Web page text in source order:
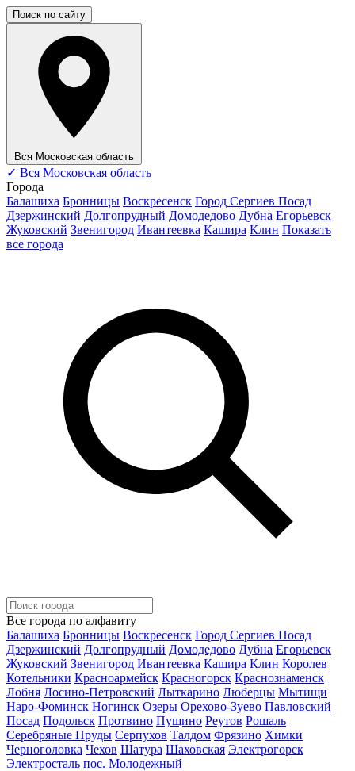
Поиск по сайту
Вся Московская область
✓ Вся Московская область
Города
Балашиха Бронницы Воскресенск Город Сергиев Посад
Дзержинский Долгопрудный Домодедово Дубна Егорьевск
Жуковский Звенигород Ивантеевка Кашира Клин Показать
все города
Все города по алфавиту
Балашиха Бронницы Воскресенск Город Сергиев Посад
Дзержинский Долгопрудный Домодедово Дубна Егорьевск
Жуковский Звенигород Ивантеевка Кашира Клин Королев
Котельники Красноармейск Красногорск Краснознаменск
Лобня Лосино-Петровский Лыткарино Люберцы Мытищи
Наро-Фоминск Ногинск Озеры Орехово-Зуево Павловский
Посад Подольск Протвино Пущино Реутов Рошаль
Серебряные Пруды Серпухов Талдом Фрязино Химки
Черноголовка Чехов Шатура Шаховская Электрогорск
Электросталь пос. Молодежный